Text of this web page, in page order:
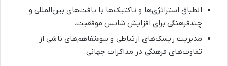
انطباق استراتژی‌ها و تاکتیک‌ها با بافت‌های بین‌المللی و
چندفرهنگی برای افزایش شانس موفقیت.
مدیریت ریسک‌های ارتباطی و سوءتفاهم‌های ناشی از
تفاوت‌های فرهنگی در مذاکرات جهانی.